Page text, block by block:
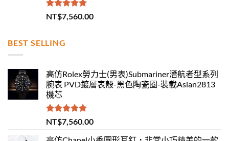
評分 5.00
滿分 5
NT$7,560.00
BEST SELLING
高仿Rolex勞力士(男表)Submariner潛航者型系列
腕表 PVD鍍層表殼-黑色陶瓷圈-裝載Asian2813
機芯
評分 5.00
滿分 5
NT$7,560.00